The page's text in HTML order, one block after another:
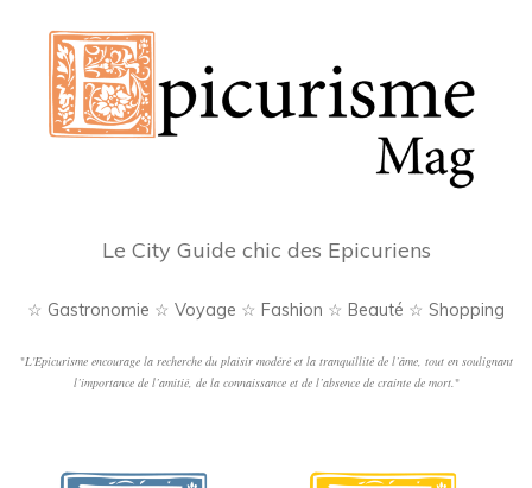
Le City Guide chic des Epicuriens
☆ Gastronomie ☆ Voyage ☆ Fashion ☆ Beauté ☆ Shopping
"L'Epicurisme encourage la recherche du plaisir modéré et la tranquillité de l’âme, tout en soulignant
l’importance de l’amitié, de la connaissance et de l’absence de crainte de mort."